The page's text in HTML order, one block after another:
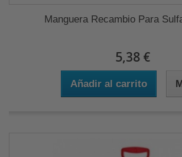
Manguera Recambio Para
5,38 €
Añadir al carrito